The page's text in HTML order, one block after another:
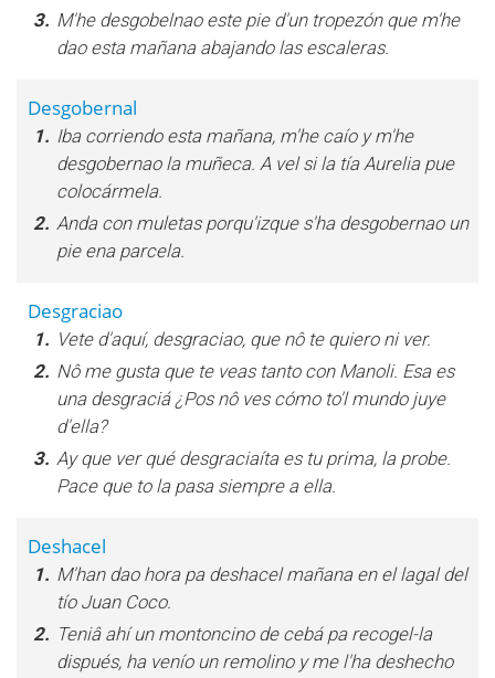
3. M'he desgobelnao este pie d'un tropezón que m'he
dao esta mañana abajando las escaleras.
Desgobernal
1. Iba corriendo esta mañana, m'he caío y m'he
desgobernao la muñeca. A vel si la tía Aurelia pue
colocármela.
2. Anda con muletas porqu'izque s'ha desgobernao un
pie ena parcela.
Desgraciao
1. Vete d'aquí, desgraciao, que nô te quiero ni ver.
2. Nô me gusta que te veas tanto con Manoli. Esa es
una desgraciá ¿Pos nô ves cómo to'l mundo juye
d'ella?
3. Ay que ver qué desgraciaíta es tu prima, la probe.
Pace que to la pasa siempre a ella.
Deshacel
1. M'han dao hora pa deshacel mañana en el lagal del
tío Juan Coco.
2. Teniâ ahí un montoncino de cebá pa recogel-la
dispués, ha venío un remolino y me l'ha deshecho